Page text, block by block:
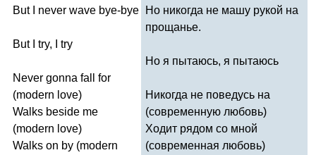
But
never wave bye-bye
But try, try
Never gonna fall
for
(modern love)
Walks beside me
(modern love)
Walks on by (modern
Но никогда не машу рукой на
прощанье.
Но я пытаюсь, я пытаюсь
Никогда не поведусь на
(современную любовь)
Ходит рядом со мной
(современная любовь)